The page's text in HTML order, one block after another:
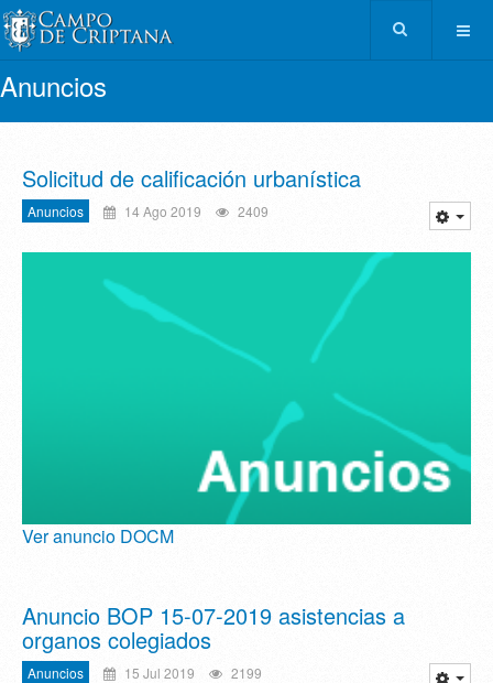
Anuncios
Solicitud de calificación urbanística
Anuncios 14 Ago 2019 2409
Ver anuncio DOCM
Anuncio BOP 15-07-2019 asistencias a
organos colegiados
Anuncios 15 Jul 2019 2199